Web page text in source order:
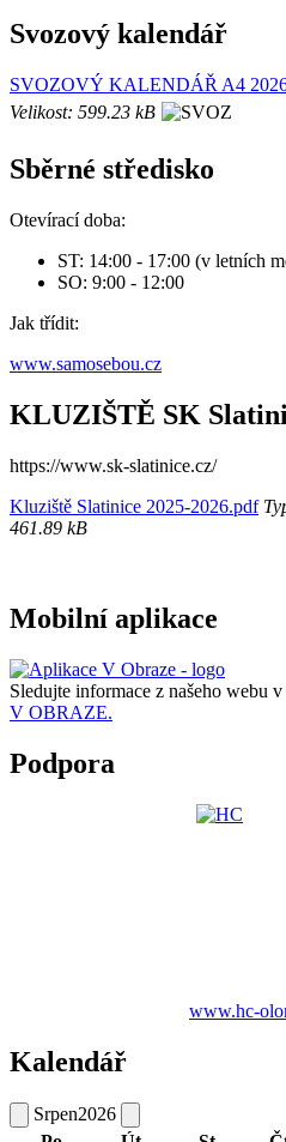
Svozový kalendář
SVOZOVÝ KALENDÁŘ A4
Velikost: 599.23 kB
Sběrné středisko
Otevírací doba:
ST: 14:00 - 17:00 (v letních
SO: 9:00 - 12:00
Jak třídit:
www.samosebou.cz
KLUZIŠTĚ SK
https://www.sk-slatinice.cz/
Kluziště Slatinice 2025-2026.pdf
461.89 kB
Mobilní aplikace
Sledujte informace z našeho webu v
V OBRAZE.
Podpora
www.hc-
Kalendář
Srpen2026